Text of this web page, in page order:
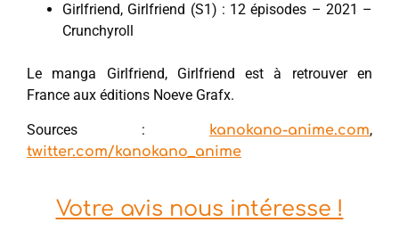
Girlfriend, Girlfriend (S1) : 12 épisodes – 2021 –
Crunchyroll
Le manga Girlfriend, Girlfriend est à retrouver en
France aux éditions Noeve Grafx.
Sources : kanokano-anime.com,
twitter.com/kanokano_anime
Votre avis nous intéresse !